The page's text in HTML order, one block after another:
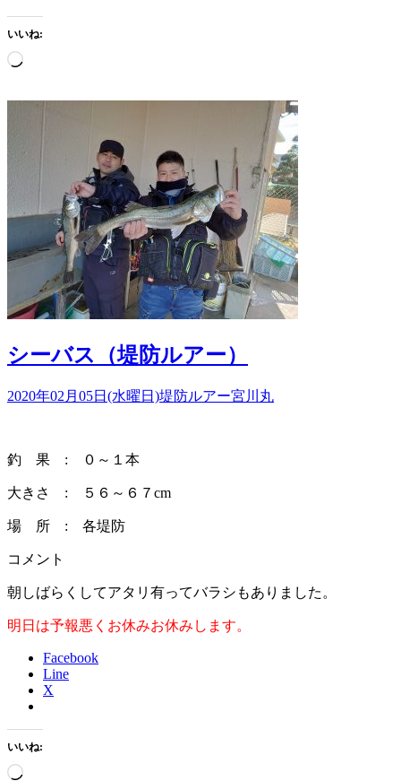
いいね:
読
シーバス（堤防ルアー）
2020年02月05日(水曜日)堤防ルアー宮川丸
釣 果 : ０～１本
大きさ : ５６～６７cm
場 所 : 各堤防
コメント
朝しばらくしてアタリ有ってバラシもありました。
明日は予報悪くお休みお休みします。
Facebook
Line
X
いいね:
読